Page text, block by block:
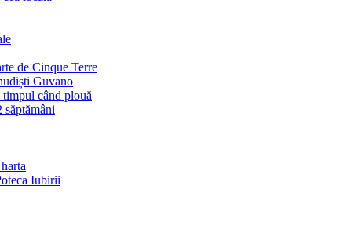
de Cinque Terre
Guvano
când plouă
săptămâni
Iubirii